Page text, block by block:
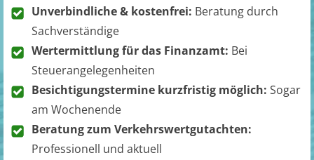
Unverbindliche & kostenfrei: Beratung durch
Sachverständige
Wertermittlung für das Finanzamt: Bei
Steuerangelegenheiten
Besichtigungstermine kurzfristig möglich: Sogar
am Wochenende
Beratung zum Verkehrswertgutachten:
Professionell und aktuell